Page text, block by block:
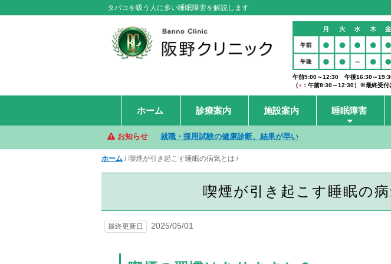
タバコを吸う人に多い睡眠障害を解説します
午前9:00～12:30 午後16:30～
（● ：午前8:30～12:30）※最終受付
ホーム 診療案内 施設案内 睡眠障害
お知らせ 就職・採用試験の健康診断、結果が早い
ホーム 喫煙が引き起こす睡眠の病気とは
喫煙が引き起こす睡眠の
最終更新日 2025/05/01